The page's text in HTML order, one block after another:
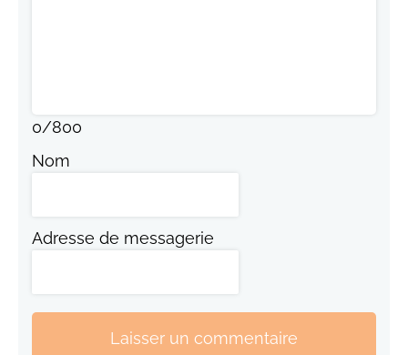
0/800
Nom
Adresse de messagerie
Laisser un commentaire